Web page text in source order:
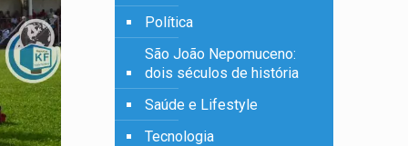
Política
São João Nepomuceno:
dois séculos de história
Saúde e Lifestyle
Tecnologia